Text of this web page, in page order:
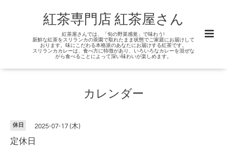
紅茶専門店 紅茶屋さん
紅茶屋さんでは、「旬の野菜感覚」で味わう!
新鮮な紅茶をスリランカの茶園で取れたまま状態でご家庭にお届けして
おります。味にこだわる本格派のあなたにお届けする紅茶です。
スリランカカレーは、食べ方に特徴があり、いろいろなカレーを混ぜな
がら食べることによって深い味わいが楽しめます。
カレンダー
休日 2025-07-17 (木)
定休日